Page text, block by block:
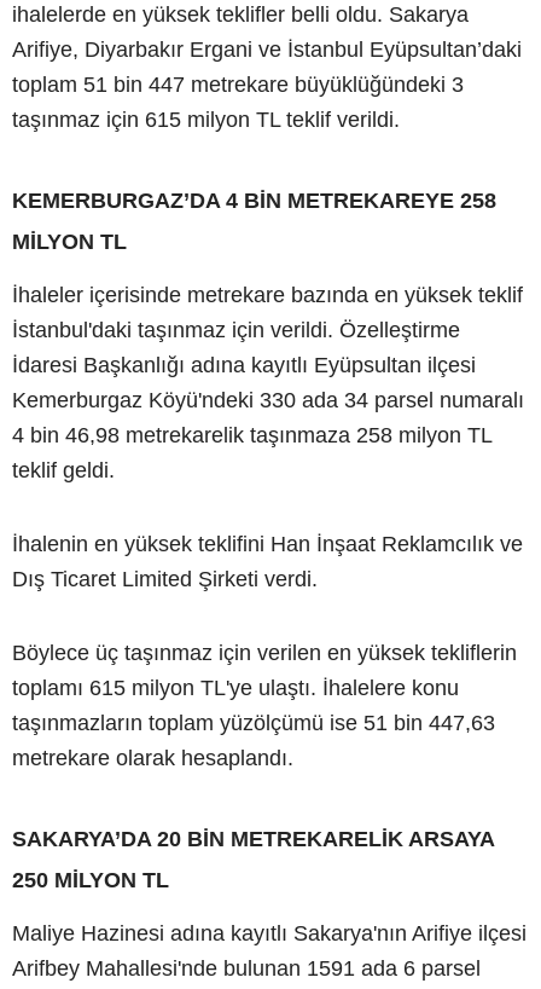
ihalelerde en yüksek teklifler belli oldu. Sakarya
Arifiye, Diyarbakır Ergani ve İstanbul Eyüpsultan’daki
toplam 51 bin 447 metrekare büyüklüğündeki 3
taşınmaz için 615 milyon TL teklif verildi.
KEMERBURGAZ’DA 4 BİN METREKAREYE 258
MİLYON TL
İhaleler içerisinde metrekare bazında en yüksek teklif
İstanbul'daki taşınmaz için verildi. Özelleştirme
İdaresi Başkanlığı adına kayıtlı Eyüpsultan ilçesi
Kemerburgaz Köyü'ndeki 330 ada 34 parsel numaralı
4 bin 46,98 metrekarelik taşınmaza 258 milyon TL
teklif geldi.
İhalenin en yüksek teklifini Han İnşaat Reklamcılık ve
Dış Ticaret Limited Şirketi verdi.
Böylece üç taşınmaz için verilen en yüksek tekliflerin
toplamı 615 milyon TL'ye ulaştı. İhalelere konu
taşınmazların toplam yüzölçümü ise 51 bin 447,63
metrekare olarak hesaplandı.
SAKARYA’DA 20 BİN METREKARELİK ARSAYA
250 MİLYON TL
Maliye Hazinesi adına kayıtlı Sakarya'nın Arifiye ilçesi
Arifbey Mahallesi'nde bulunan 1591 ada 6 parsel